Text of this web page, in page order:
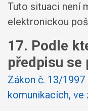
Tuto situaci není
elektronickou
17. Podle
předpisu se
Zákon č. 13/
komunikacích,